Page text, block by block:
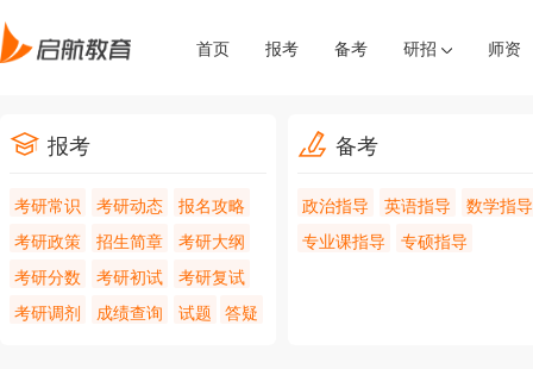
首页 报考 备考 研招 师资
报考
考研常识 考研动态
报名攻略
考研政策
招生简章
考研大纲
考研分数
考研初试
考研复试
考研调剂
成绩查询 试题 答疑
备考
政治指导 英语指导
数学指导
专业课指导
专硕指导